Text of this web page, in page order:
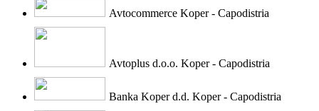
Avtocommerce Koper - Capodistria
Avtoplus d.o.o. Koper - Capodistria
Banka Koper d.d. Koper - Capodistria